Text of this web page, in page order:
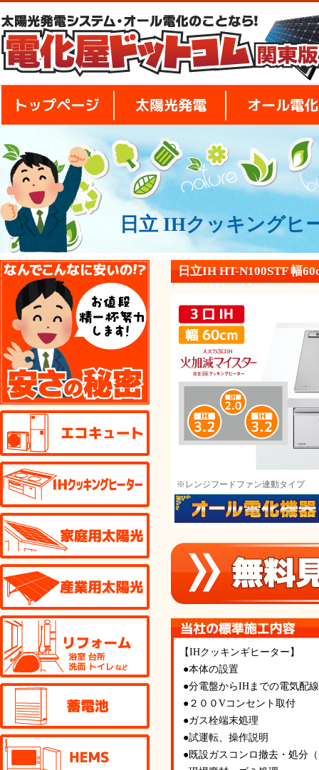
トップページ 太陽光発電
日立 IHクッキングヒ
安さの秘密
エコキュート
家庭用太陽光発電
産業用太陽光発電
リフォーム
日立IH HT-N100STF 幅
※レンジフードファン連動タイプ
【IHクッキンギヒーター】
●本体の設置
●分電盤からIHまでの電気配
●２００Vコンセント取付
●ガス栓端末処理
●試運転、操作説明
●既設ガスコンロ撤去・処分